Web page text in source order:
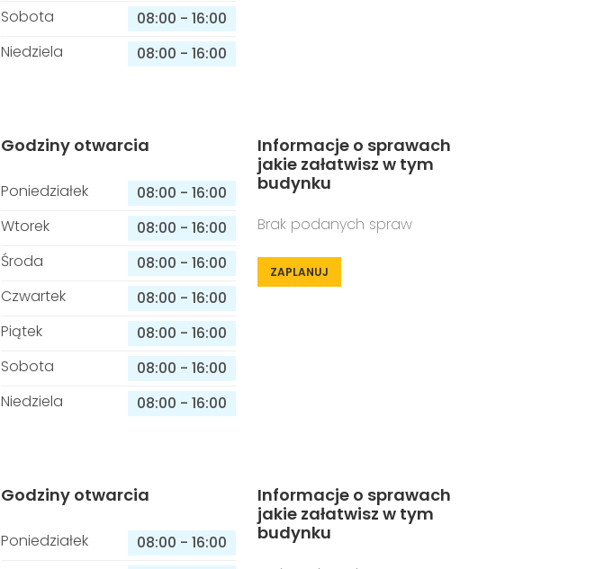
Sobota
08:00 - 16:00
Niedziela
08:00 - 16:00
Godziny otwarcia
Poniedziałek 08:00 - 16:00
Wtorek
08:00 - 16:00
Środa
08:00 - 16:00
Czwartek
08:00 - 16:00
Piątek
08:00 - 16:00
Sobota
08:00 - 16:00
Niedziela
08:00 - 16:00
Informacje o sprawach
jakie załatwisz w tym
budynku
Brak podanych spraw
ZAPLANUJ
Godziny otwarcia
Poniedziałek 08:00 - 16:00
Informacje o sprawach
jakie załatwisz w tym
budynku